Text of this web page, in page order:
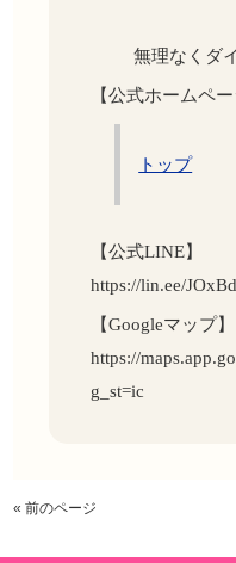
無理なくダ
【公式ホームペー
トップ
【公式LINE】
https://lin.ee/
【Googleマップ】
https://
g_st=ic
« 前のページ